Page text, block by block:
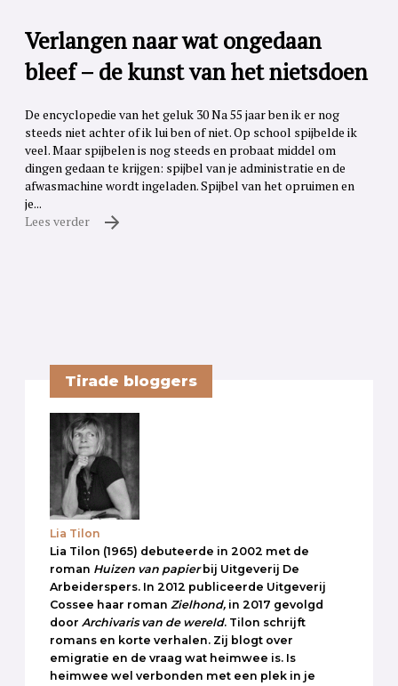
Verlangen naar wat ongedaan
bleef – de kunst van het nietsdoen
De encyclopedie van het geluk 30 Na 55 jaar ben ik er nog
steeds niet achter of ik lui ben of niet. Op school spijbelde ik
veel. Maar spijbelen is nog steeds en probaat middel om
dingen gedaan te krijgen: spijbel van je administratie en de
afwasmachine wordt ingeladen. Spijbel van het opruimen en
je...
Lees verder
Tirade bloggers
Lia Tilon
Lia Tilon (1965) debuteerde in 2002 met de
roman Huizen van papierbij Uitgeverij De
Arbeiderspers. In 2012 publiceerde Uitgeverij
Cossee haar roman Zielhond, in 2017 gevolgd
door Archivaris van de wereld. Tilon schrijft
romans en korte verhalen. Zij blogt over
emigratie en de vraag wat heimwee is. Is
heimwee wel verbonden met een plek in je